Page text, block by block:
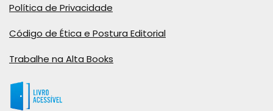
Política de Privacidade
Código de Ética e Postura Editorial
Trabalhe na Alta Books